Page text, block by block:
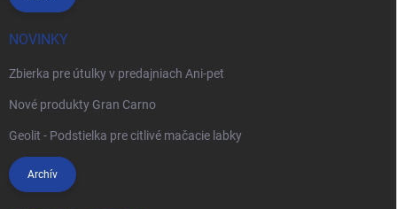
NOVINKY
Zbierka pre útulky v predajniach Ani-pet
Nové produkty Gran Carno
Geolit - Podstielka pre citlivé mačacie labky
Archív